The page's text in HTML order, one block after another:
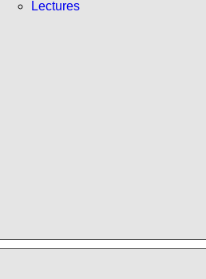
Lectures